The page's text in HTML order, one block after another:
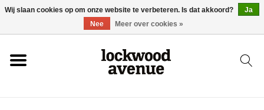
HOME
Wij slaan cookies op om onze website te verbeteren. Is dat akkoord?
Ja
Nee
Meer over cookies »